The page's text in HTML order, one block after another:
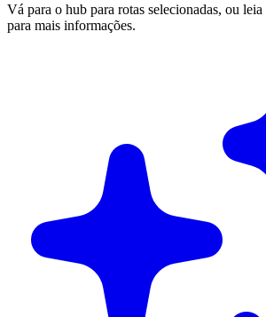
Vá para o hub para rotas selecionadas, ou
para mais informações.